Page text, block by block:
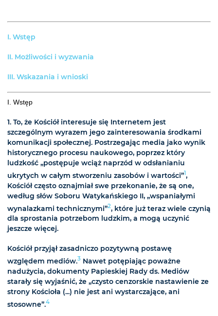
I. Wstęp
II. Możliwości i wyzwania
III. Wskazania i wnioski
I. Wstęp
1. To, że Kościół interesuje się Internetem jest
szczególnym wyrazem jego zainteresowania środkami
komunikacji społecznej. Postrzegając media jako wynik
historycznego procesu naukowego, poprzez który
ludzkość „postępuje wciąż naprzód w odsłanianiu
ukrytych w całym stworzeniu zasobów i wartości”1,
Kościół często oznajmiał swe przekonanie, że są one,
według słów Soboru Watykańskiego II, „wspaniałymi
wynalazkami technicznymi”2, które już teraz wiele czynią
dla sprostania potrzebom ludzkim, a mogą uczynić
jeszcze więcej.
Kościół przyjął zasadniczo pozytywną postawę
względem mediów.3 Nawet potępiając poważne
nadużycia, dokumenty Papieskiej Rady ds. Mediów
starały się wyjaśnić, że „czysto cenzorskie nastawienie ze
strony Kościoła (...) nie jest ani wystarczające, ani
stosowne”.4